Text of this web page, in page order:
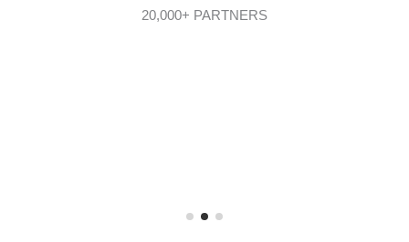
20,000+ PARTNERS